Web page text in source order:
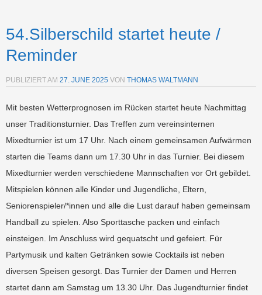
54.Silberschild startet heute /
Reminder
PUBLIZIERT AM 27. JUNE 2025 VON THOMAS WALTMANN
Mit besten Wetterprognosen im Rücken startet heute Nachmittag
unser Traditionsturnier. Das Treffen zum vereinsinternen
Mixedturnier ist um 17 Uhr. Nach einem gemeinsamen Aufwärmen
starten die Teams dann um 17.30 Uhr in das Turnier. Bei diesem
Mixedturnier werden verschiedene Mannschaften vor Ort gebildet.
Mitspielen können alle Kinder und Jugendliche, Eltern,
Seniorenspieler/*innen und alle die Lust darauf haben gemeinsam
Handball zu spielen. Also Sporttasche packen und einfach
einsteigen. Im Anschluss wird gequatscht und gefeiert. Für
Partymusik und kalten Getränken sowie Cocktails ist neben
diversen Speisen gesorgt. Das Turnier der Damen und Herren
startet dann am Samstag um 13.30 Uhr. Das Jugendturnier findet